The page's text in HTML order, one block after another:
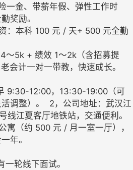
一金、带薪年假、弹性工作时
奖励。​
：本科 100 元 / 天+ 500 元全勤
～5k + 绩效 1～2k（含招募提
会计一对一带教，快速成长。​
9:30-12:00，13:30-19:00（可
调整）。​ 2，公司地址：武汉江
线江夏客厅地铁站，交通便利。​
寓（约 500 元 / 月一室一厅），
年。​
轮线下面试。​